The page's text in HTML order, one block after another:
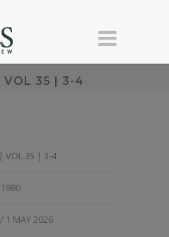
VOL 35 | 3-4
VOL 35 | 3-4
1 MAY 2026